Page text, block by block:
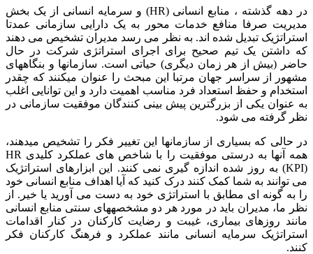
در دهه گذشته ، منابع انسانی (HR) و سرمایه انسانی از یک بخش
مدیریت صرفا منافع خدمات محور به یک دارایی سازمانی عمدتا
استراتژیک تبدیل شده اند. به نظر می رسد مدیران تشخیص می دهند
که داشتن یک تیم صحیح برای اجرای استراتژی شرکت در حال
حاضر (بیش از هر زمان دیگری) حیاتی است. سازمانها و بنگاههای
مشهور از سراسر جهان مرتبا این مبحث را عنوان میکنند که چقدر
استخدام و حفظ استعداد فرد مناسب اهمیت دارد و این توانایی اغلب
به عنوان یکی از بزرگترین پیش بینی کنندگان موفقیت سازمانی در
نظر گرفته می شود.
در حالی که بسیاری از سازمانها این تغییر فکر را تشخیص میدهند،
همه آنها به درستی موفقیت را با شاخص های عملکرد کلیدی HR
(KPI) به روز شده اندازه گیری نمی کنند. این ابزارهای استراتژیک
می توانند به شما کمک کنند درک کنید که آیا اهداف منابع انسانی خود
را به گونه ای مطابق با استراتژی خود به دست می آورید یا خیر. از
نظر ما، مدیران باید در مورد هر دو مشخصههای سنتی منابع انسانی
مانند روزهای بیماری، غیبت و رضایت کارکنان در کنار اقدامات
استراتژیک سرمایه انسانی مانند عملکرد و فرهنگ کارکنان فکر
کنند.